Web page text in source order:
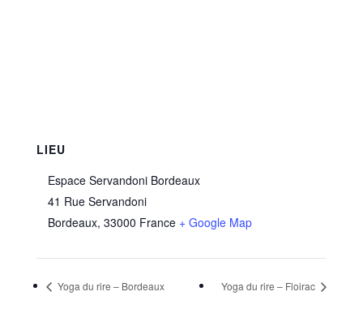
LIEU
Espace Servandoni Bordeaux
41 Rue Servandoni
Bordeaux, 33000 France + Google Map
Yoga du rire – Bordeaux Yoga du rire – Floirac